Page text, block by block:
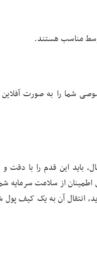
مناسب هستند.
شما را به صورت
باید این قدم را با دقت و
اطمینان از سلامت
انتقال آن به یک کیف